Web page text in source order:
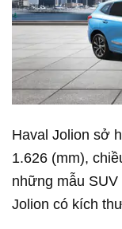
Haval Jolion sở
1.626 (mm),
những mẫu
Jolion có kích